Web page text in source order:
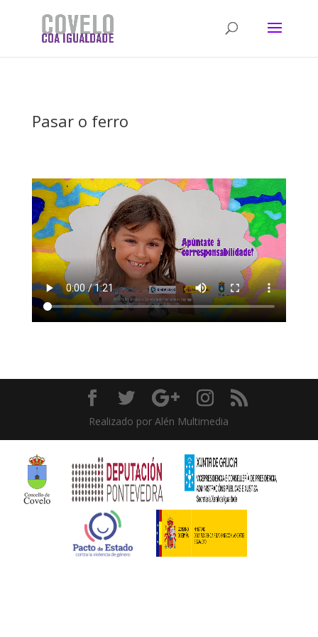
Pasar o ferro
Realizado por Alén Multimedia